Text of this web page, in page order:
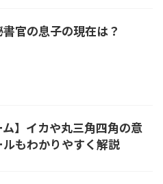
官の息子の現在は？
ム】イカや丸三角四角の意
もわかりやすく解説